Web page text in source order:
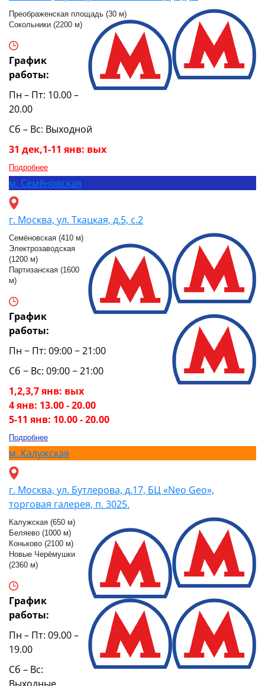
Преображенская площадь (30 м)
Сокольники (2200 м)
График
работы:
Пн – Пт: 10.00 –
20.00
Сб – Вс: Выходной
31 дек,1-11 янв: вых
Подробнее
м. Семёновская
г. Москва, ул. Ткацкая, д.5, с.2
Семёновская (410 м)
Электрозаводская
(1200 м)
Партизанская (1600
м)
График
работы:
Пн − Пт: 09:00 − 21:00
Сб − Вс: 09:00 − 21:00
1,2,3,7 янв: вых
4 янв: 13.00 - 20.00
5-11 янв: 10.00 - 20.00
Подробнее
м. Калужская
г. Москва, ул. Бутлерова, д.17, БЦ «Neo Geo»,
торговая галерея, п. 3025.
Калужская (650 м)
Беляево (1000 м)
Коньково (2100 м)
Новые Черёмушки
(2360 м)
График
работы:
Пн – Пт: 09.00 –
19.00
Сб – Вс: